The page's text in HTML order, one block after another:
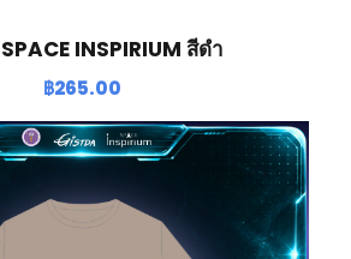
INSPIRIUM สีดำ
฿265.00